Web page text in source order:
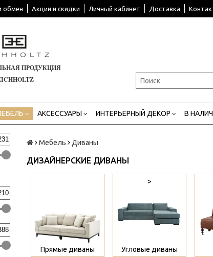
обмен Акции и скидки Личный кабинет Доставка
ПРОДУКЦИЯ
АКСЕССУАРЫ ИНТЕРЬЕРНЫЙ ДЕКОР В
Мебель Диваны
ДИЗАЙНЕРСКИЕ ДИВАНЫ
Прямые диваны
>
Угловые диваны